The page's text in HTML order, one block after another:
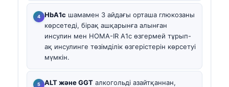
HbA1c шамамен 3 айдағы орташа глюкозаны
көрсетеді, бірақ ашқарынға алынған
инсулин мен HOMA-IR A1c өзгермей тұрып-
ақ инсулинге төзімділік өзгерістерін көрсетуі
мүмкін.
ALT және GGT алкогольді азайтқаннан,